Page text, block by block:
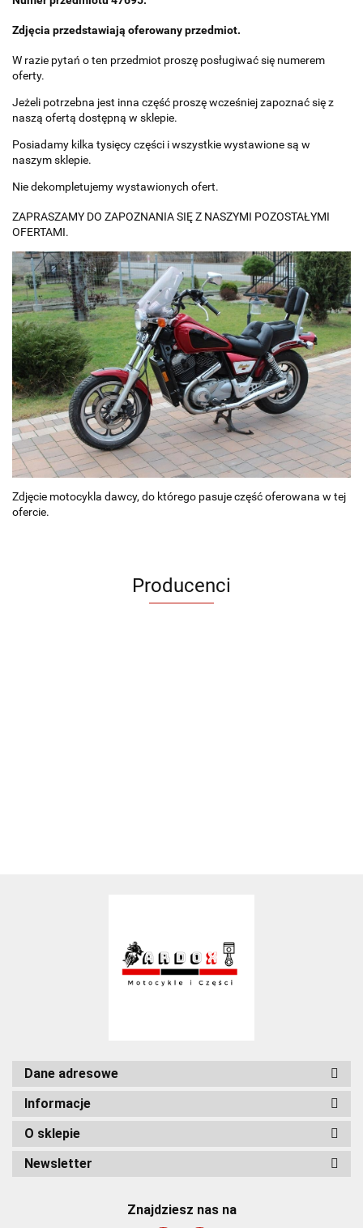
Zdjęcia przedstawiają oferowany przedmiot.
W razie pytań o ten przedmiot proszę posługiwać się numerem
oferty.
Jeżeli potrzebna jest inna część proszę wcześniej zapoznać się z
naszą ofertą dostępną w sklepie.
Posiadamy kilka tysięcy części i wszystkie wystawione są w
naszym sklepie.
Nie dekompletujemy wystawionych ofert.
ZAPRASZAMY DO ZAPOZNANIA SIĘ Z NASZYMI POZOSTAŁYMI
OFERTAMI.
Zdjęcie motocykla dawcy, do którego pasuje część oferowana w tej
ofercie.
Producenci
Dane adresowe
Informacje
O sklepie
Newsletter
Znajdziesz nas na